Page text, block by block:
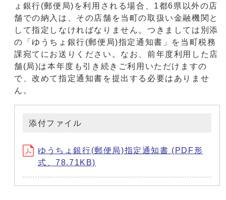
ょ銀行(郵便局)を利用される場合、1都6県以外の店
舗での納入は、その店舗を当町の取扱い金融機関と
して指定しなければなりません。つきましては別添
の「ゆうちょ銀行(郵便局)指定通知書」を当町税務
課宛てにお送りください。なお、前年度利用した店
舗(局)は本年度も引き続きご利用いただけますの
で、改めて指定通知書を提出する必要はありませ
ん。
添付ファイル
ゆうちょ銀行(郵便局)指定通知書 (PDF形
式、78.71KB)